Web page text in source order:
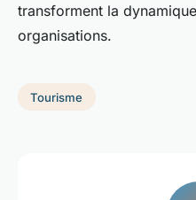
transforment la
organisations.
Tourisme